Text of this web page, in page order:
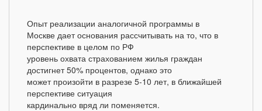
Опыт реализации аналогичной программы в
Москве дает основания рассчитывать на то, что в
перспективе в целом по РФ
уровень охвата страхованием жилья граждан
достигнет 50% процентов, однако это
может произойти в разрезе 5-10 лет, в ближайшей
перспективе ситуация
кардинально вряд ли поменяется.